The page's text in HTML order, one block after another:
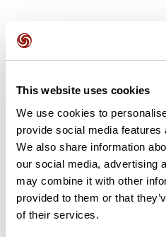
This website uses cookies
We use cookies to
provide social media
We also share information
our social media, advertising
may combine it with other
provided to them or that
of their services.
Soyez le premier à
Ajouter